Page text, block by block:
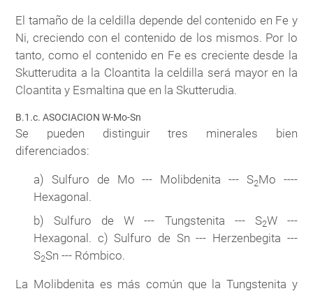
El tamaño de la celdilla depende del contenido en Fe y
Ni, creciendo con el contenido de los mismos. Por lo
tanto, como el contenido en Fe es creciente desde la
Skutterudita a la Cloantita la celdilla será mayor en la
Cloantita y Esmaltina que en la Skutterudia.
B.1.c. ASOCIACION W-Mo-Sn
Se pueden distinguir tres minerales bien
diferenciados:
a) Sulfuro de Mo --- Molibdenita --- S2Mo ----
Hexagonal.
b) Sulfuro de W --- Tungstenita --- S2W ---
Hexagonal. c) Sulfuro de Sn --- Herzenbegita ---
S2Sn --- Rómbico.
La Molibdenita es más común que la Tungstenita y